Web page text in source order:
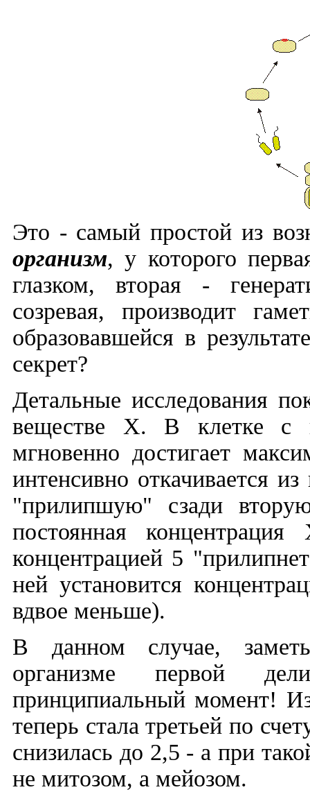
Это - самый простой из
организм, у которого
глазком, вторая -
созревая, производит
образовавшейся в
секрет?
Детальные исследования
веществе Х. В клетке с
мгновенно достигает
интенсивно откачивается
"прилипшую" сзади
постоянная
концентрацией 5
ней установится
вдвое меньше).
В данном случае,
организме первой
принципиальный момент!
теперь стала третьей по
снизилась до 2,5 - а при
не митозом, а мейозом.